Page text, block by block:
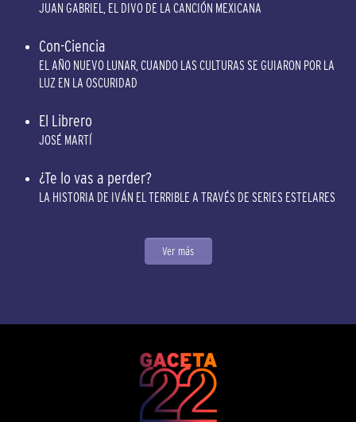
JUAN GABRIEL, EL DIVO DE LA CANCIÓN MEXICANA
Con-Ciencia
EL AÑO NUEVO LUNAR, CUANDO LAS CULTURAS SE GUIARON POR LA
LUZ EN LA OSCURIDAD
El Librero
JOSÉ MARTÍ
¿Te lo vas a perder?
LA HISTORIA DE IVÁN EL TERRIBLE A TRAVÉS DE SERIES ESTELARES
Ver más